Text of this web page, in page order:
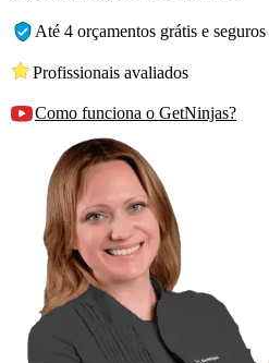
Até 4 orçamentos grátis e seguros
Profissionais avaliados
Como funciona o GetNinjas?